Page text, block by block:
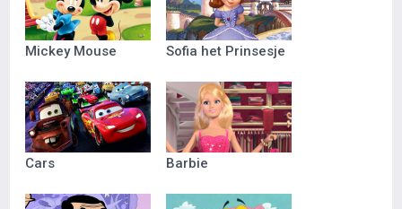
Mickey Mouse Sofia het Prinsesje
Cars Barbie